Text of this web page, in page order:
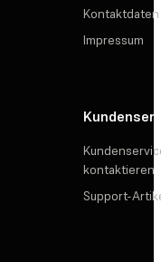
Kontaktdaten
Impressum
kontaktieren
Support-